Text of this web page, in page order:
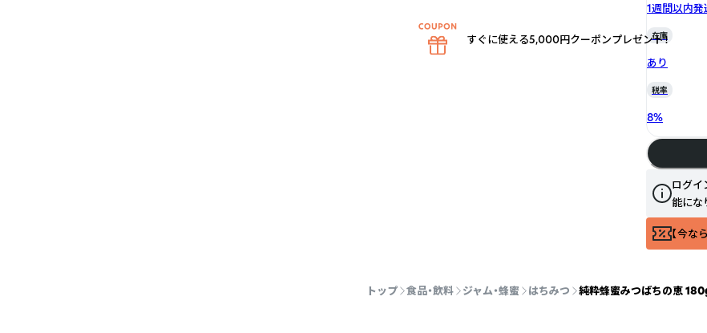
1週間以内発
在庫
あり
税率
8%
ログイ
能にな
【今な
トップ 食品・飲料 ジャム・蜂蜜 はちみつ 純粋蜂蜜みつばちの恵
すぐに使える5,000円クーポンプレゼント！